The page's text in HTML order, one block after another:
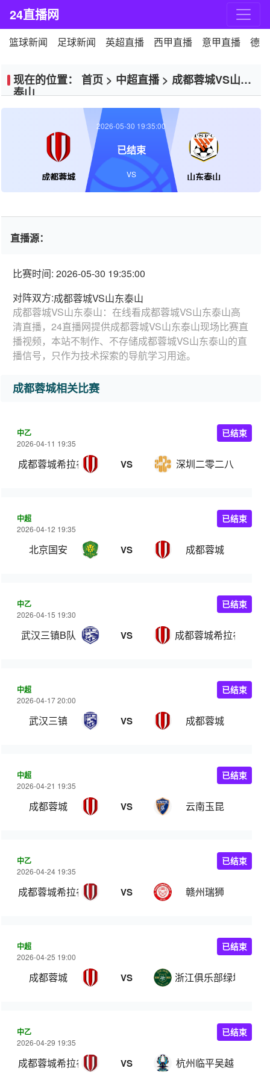
24直播网
篮球新闻 足球新闻 英超直播 西甲直播 意甲直播 德
现在的位置： 首页 > 中超直播> 成都蓉城VS山东
泰山
成都蓉城 山东泰山
2026-05-30 19:35:00
已结束
VS
直播源：
比赛时间: 2026-05-30 19:35:00
对阵双方:成都蓉城VS山东泰山
成都蓉城VS山东泰山：在线看成都蓉城VS山东泰山高
清直播，24直播网提供成都蓉城VS山东泰山现场比赛直
播视频，本站不制作、不存储成都蓉城VS山东泰山的直
播信号，只作为技术探索的导航学习用途。
成都蓉城相关比赛
中乙
2026-04-11 19:35
成都蓉城希拉谷 VS 深圳二零二八
已结束
中超
2026-04-12 19:35
北京国安 VS 成都蓉城
已结束
中乙
2026-04-15 19:30
武汉三镇B队 VS 成都蓉城希拉谷
已结束
中超
2026-04-17 20:00
武汉三镇 VS 成都蓉城
已结束
中超
2026-04-21 19:35
成都蓉城 VS 云南玉昆
已结束
中乙
2026-04-24 19:35
成都蓉城希拉谷 VS 赣州瑞狮
已结束
中超
2026-04-25 19:00
成都蓉城 VS 浙江俱乐部绿城
已结束
中乙
2026-04-29 19:35
成都蓉城希拉谷 VS 杭州临平吴越
已结束